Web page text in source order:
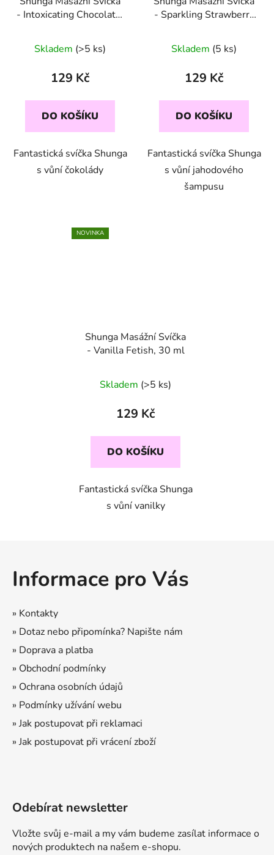
- Intoxicating Chocolate,
Skladem (>5 ks)
129 Kč
DO KOŠÍKU
Fantastická svíčka Shunga
s vůní čokolády
- Sparkling Strawberry
Skladem (5 ks)
129 Kč
DO KOŠÍKU
Fantastická svíčka Shunga
s vůní jahodového
šampusu
NOVINKA
Shunga Masážní Svíčka
- Vanilla Fetish, 30 ml
Skladem (>5 ks)
129 Kč
DO KOŠÍKU
Fantastická svíčka Shunga
s vůní vanilky
Informace pro Vás
» Kontakty
» Dotaz nebo připomínka? Napište nám
» Doprava a platba
» Obchodní podmínky
» Ochrana osobních údajů
» Podmínky užívání webu
» Jak postupovat při reklamaci
» Jak postupovat při vrácení zboží
Odebírat newsletter
Vložte svůj e-mail a my vám budeme zasílat informace o
nových produktech na našem e-shopu.